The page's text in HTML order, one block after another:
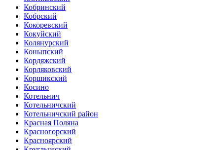
Кобринский
Кобрский
Кокоревский
Кокуйский
Колянурский
Коныпский
Кордяжский
Корляковский
Коршикский
Косино
Котельнич
Котельничский
Котельничский район
Красная Поляна
Красногорский
Красноярский